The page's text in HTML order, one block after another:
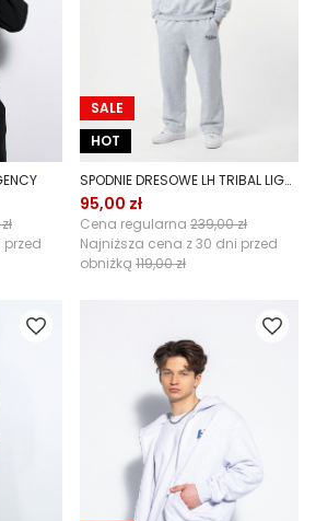
przed
SALE
HOT
SPODNIE DRESOWE LH TRIBAL LIGHT GREY
95,00 zł
Cena regularna 239,00 zł
Najniższa cena z 30 dni przed
obniżką 119,00 zł